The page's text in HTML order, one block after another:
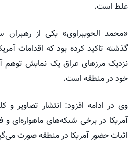
غلط است.
«محمد الجویبراوی» یکی از رهبران
گذشته تاکید کرده بود که اقدامات
نزدیک مرزهای عراق یک نمایش توهم
خود در منطقه است.
وی در ادامه افزود: انتشار تصاویر و
آمریکا در برخی شبکه‌های ماهواره‌ای
اثبات حضور آمریکا در منطقه صورت